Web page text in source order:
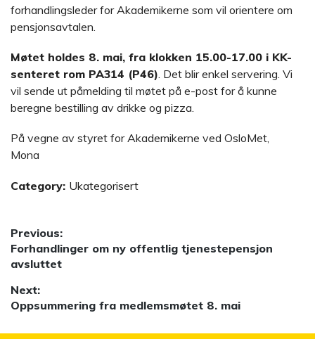
forhandlingsleder for Akademikerne som vil orientere om
pensjonsavtalen.
Møtet holdes 8. mai, fra klokken 15.00-17.00 i KK-
senteret rom PA314 (P46) . Det blir enkel servering. Vi
vil sende ut påmelding til møtet på e-post for å kunne
beregne bestilling av drikke og pizza.
På vegne av styret for Akademikerne ved OsloMet,
Mona
Category: Ukategorisert
Innleggsnavigasjon
Previous:
Previous
post:
Forhandlinger om ny offentlig tjenestepensjon
avsluttet
Next:
Next
Oppsummering fra medlemsmøtet 8. mai